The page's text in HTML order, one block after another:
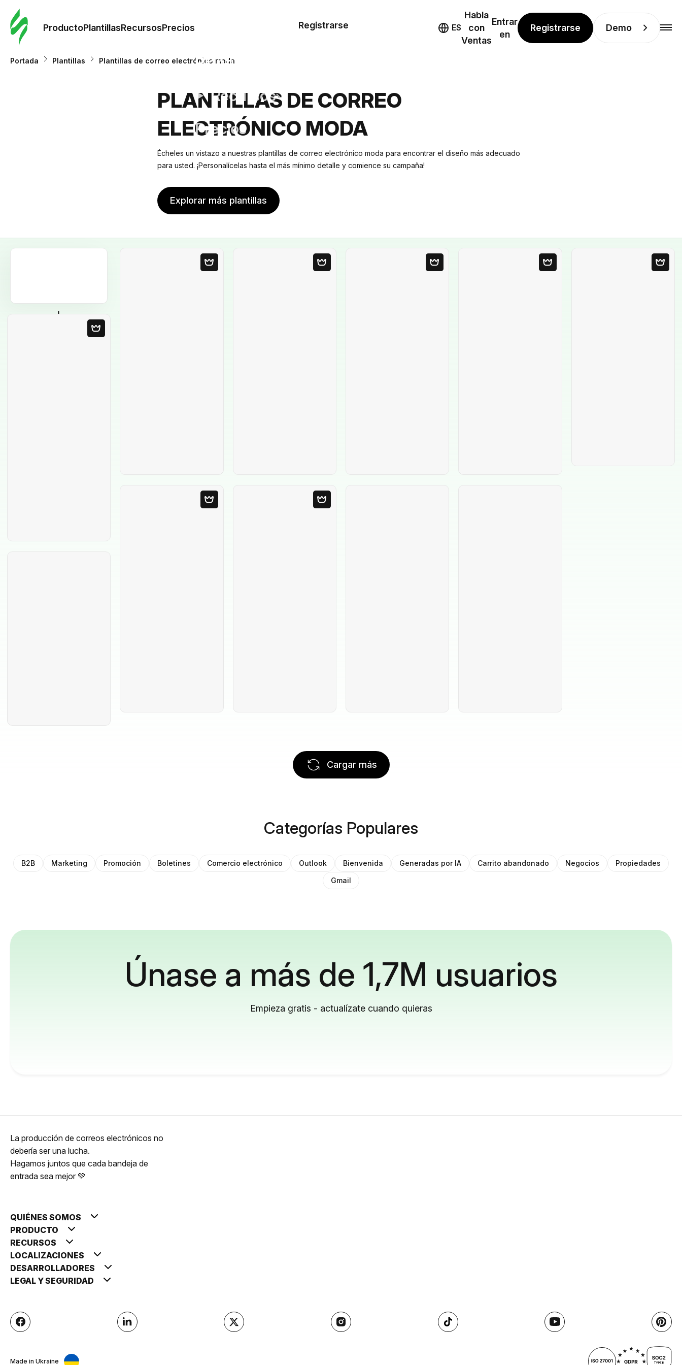
ProductoPlantillasRecursosPrecios
Plantillas
Recursos
Precios
Registrarse ES
Habla
con
Ventas
Entrar
en
Registrarse Demo
Portada Plantillas Plantillas de correo electrónico moda
PLANTILLAS DE CORREO
ELECTRÓNICO MODA
Écheles un vistazo a nuestras plantillas de correo electrónico moda para encontrar el diseño más adecuado
para usted. ¡Personalícelas hasta el más mínimo detalle y comience su campaña!
Explorar más plantillas
Cargar más
Categorías Populares
B2B Marketing Promoción Boletines Comercio electrónico Outlook Bienvenida Generadas por IA Carrito abandonado Negocios
Propiedades
Gmail
Únase a más de 1,7M usuarios
Empieza gratis - actualízate cuando quieras
La producción de correos electrónicos no
debería ser una lucha.
Hagamos juntos que cada bandeja de
entrada sea mejor 💚
QUIÉNES SOMOS
PRODUCTO
RECURSOS
LOCALIZACIONES
DESARROLLADORES
LEGAL Y SEGURIDAD
Made in Ukraine